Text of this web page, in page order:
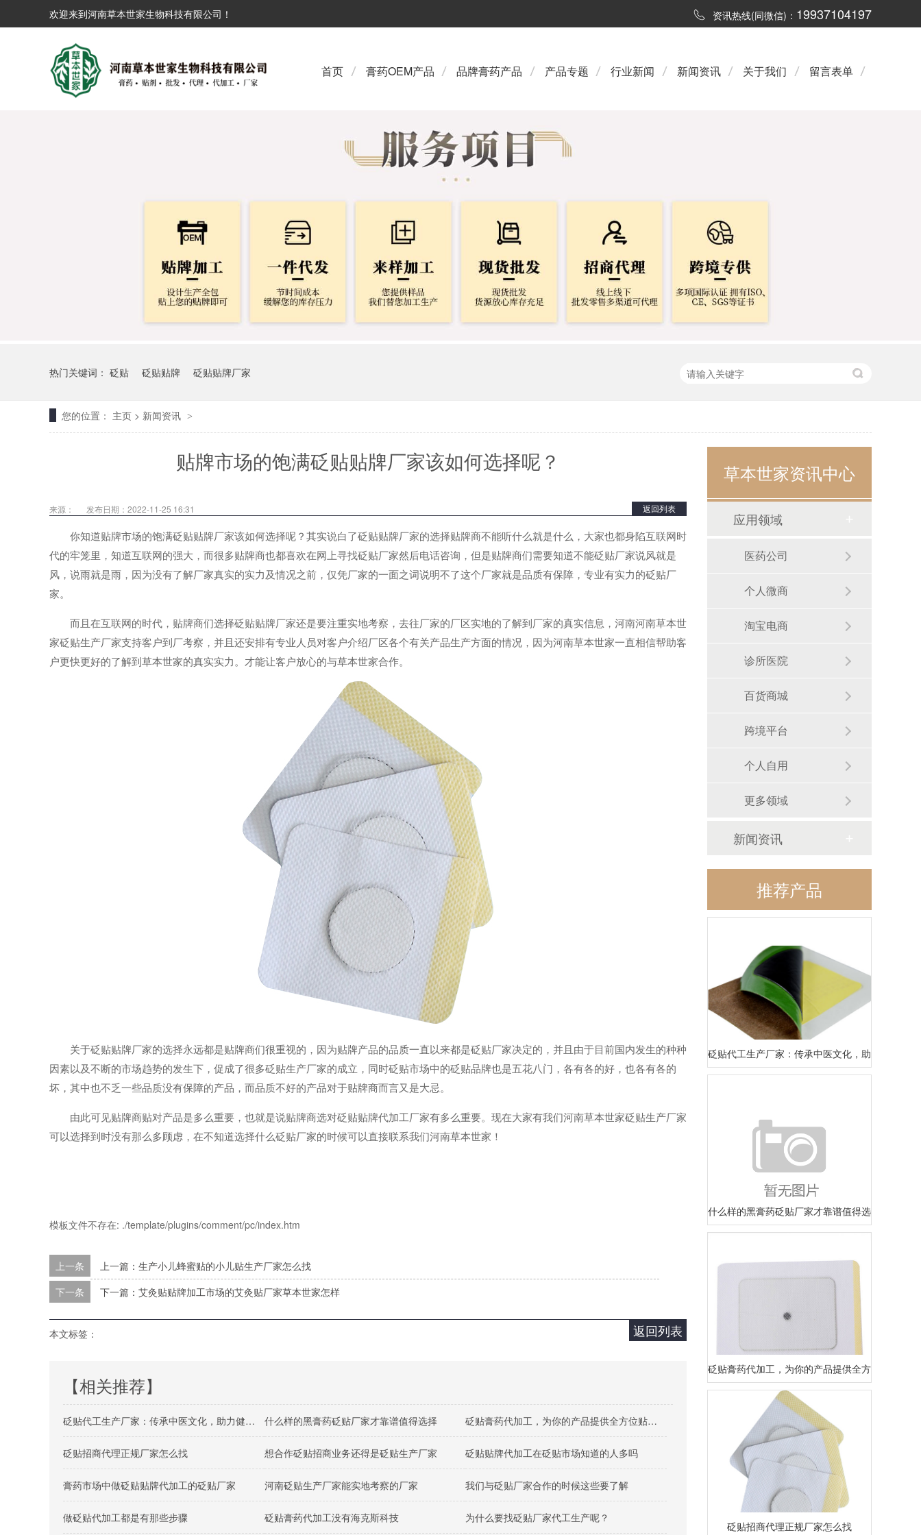
欢迎来到河南草本世家生物科技有限公司！ 资讯热线(同微信)： 19937104197
首页 膏药OEM产品 品牌膏药产品 产品专题 行业新闻 新闻资讯 关于我们 留言表单
热门关键词： 砭贴 砭贴贴牌 砭贴贴牌厂家
您的位置： 主页 > 新闻资讯 >
贴牌市场的饱满砭贴贴牌厂家该如何选择呢？
返回列表
来源： 发布日期：2022-11-25 16:31
你知道贴牌市场的饱满砭贴贴牌厂家该如何选择呢？其实说白了砭贴贴牌厂家的选择贴牌商不能听什么就是什么，大家也都身陷互联网时
代的牢笼里，知道互联网的强大，而很多贴牌商也都喜欢在网上寻找砭贴厂家然后电话咨询，但是贴牌商们需要知道不能砭贴厂家说风就是
风，说雨就是雨，因为没有了解厂家真实的实力及情况之前，仅凭厂家的一面之词说明不了这个厂家就是品质有保障，专业有实力的砭贴厂
家。
而且在互联网的时代，贴牌商们选择砭贴贴牌厂家还是要注重实地考察，去往厂家的厂区实地的了解到厂家的真实信息，河南河南草本世
家砭贴生产厂家支持客户到厂考察，并且还安排有专业人员对客户介绍厂区各个有关产品生产方面的情况，因为河南草本世家一直相信帮助客
户更快更好的了解到草本世家的真实实力。才能让客户放心的与草本世家合作。
关于砭贴贴牌厂家的选择永远都是贴牌商们很重视的，因为贴牌产品的品质一直以来都是砭贴厂家决定的，并且由于目前国内发生的种种
因素以及不断的市场趋势的发生下，促成了很多砭贴生产厂家的成立，同时砭贴市场中的砭贴品牌也是五花八门，各有各的好，也各有各的
坏，其中也不乏一些品质没有保障的产品，而品质不好的产品对于贴牌商而言又是大忌。
由此可见贴牌商贴对产品是多么重要，也就是说贴牌商选对砭贴贴牌代加工厂家有多么重要。现在大家有我们河南草本世家砭贴生产厂家
可以选择到时没有那么多顾虑，在不知道选择什么砭贴厂家的时候可以直接联系我们河南草本世家！
模板文件不存在: ./template/plugins/comment/pc/index.htm
上一条
上一篇：生产小儿蜂蜜贴的小儿贴生产厂家怎么找
下一条
下一篇：艾灸贴贴牌加工市场的艾灸贴厂家草本世家怎样
返回列表
本文标签：
【相关推荐】
砭贴代工生产厂家：传承中医文化，助力健康生活 什么样的黑膏药砭贴厂家才靠谱值得选择 砭贴膏药代加工，为你的产品提供全方位贴心服务
砭贴招商代理正规厂家怎么找 想合作砭贴招商业务还得是砭贴生产厂家 砭贴贴牌代加工在砭贴市场知道的人多吗
膏药市场中做砭贴贴牌代加工的砭贴厂家 河南砭贴生产厂家能实地考察的厂家 我们与砭贴厂家合作的时候这些要了解
做砭贴代加工都是有那些步骤 砭贴膏药代加工没有海克斯科技 为什么要找砭贴厂家代工生产呢？
草本世家资讯中心
应用领域
医药公司
个人微商
淘宝电商
诊所医院
百货商城
跨境平台
个人自用
更多领域
新闻资讯
推荐产品
砭贴代工生产厂家：传承中医文化，助力健康生活
什么样的黑膏药砭贴厂家才靠谱值得选择
砭贴膏药代加工，为你的产品提供全方位贴心服务
砭贴招商代理正规厂家怎么找